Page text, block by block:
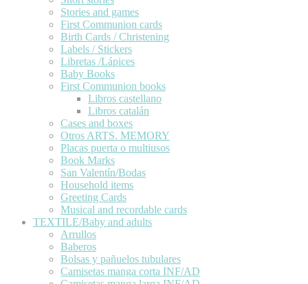
Stories and games
First Communion cards
Birth Cards / Christening
Labels / Stickers
Libretas /Lápices
Baby Books
First Communion books
Libros castellano
Libros catalán
Cases and boxes
Otros ARTS. MEMORY
Placas puerta o multiusos
Book Marks
San Valentín/Bodas
Household items
Greeting Cards
Musical and recordable cards
TEXTILE/Baby and adults
Arrullos
Baberos
Bolsas y pañuelos tubulares
Camisetas manga corta INF/AD